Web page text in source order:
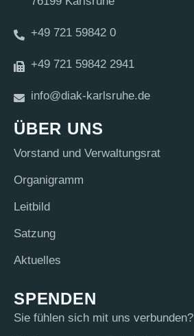
+49 721 59842 0
+49 721 59842 2941
info@diak-karlsruhe.de
ÜBER UNS
Vor­stand und Verwaltungsrat
Orga­ni­gramm
Leit­bild
Sat­zung
Aktu­el­les
SPENDEN
Sie fühlen sich mit uns verbunden?